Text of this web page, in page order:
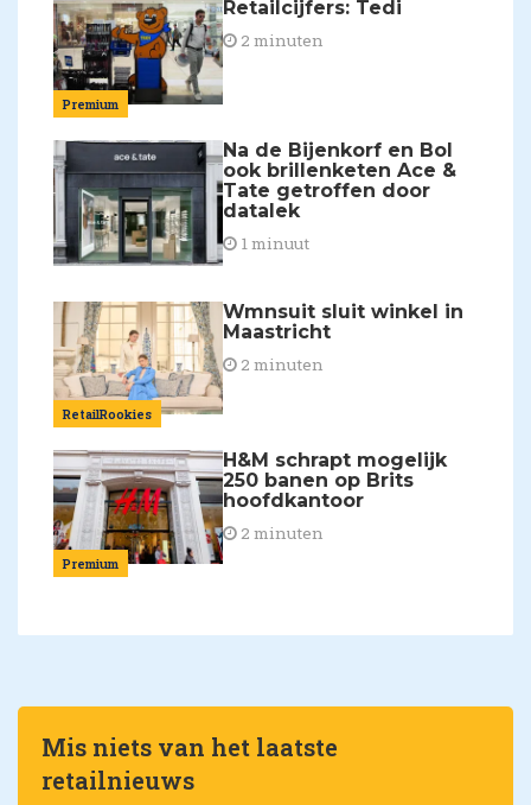
Premium
Retailcijfers: Tedi
2 minuten
Na de Bijenkorf en Bol
ook brillenketen Ace &
Tate getroffen door
datalek
1 minuut
RetailRookies
Wmnsuit sluit winkel in
Maastricht
2 minuten
Premium
H&M schrapt mogelijk
250 banen op Brits
hoofdkantoor
2 minuten
Mis niets van het laatste
retailnieuws